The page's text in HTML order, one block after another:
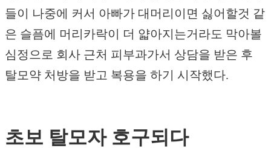
들이 나중에 커서 아빠가 대머리이면 싫어할것 같
은 슬픔에 머리카락이 더 얇아지는거라도 막아볼
심정으로 회사 근처 피부과가서 상담을 받은 후
탈모약 처방을 받고 복용을 하기 시작했다.
초보 탈모자 호구되다